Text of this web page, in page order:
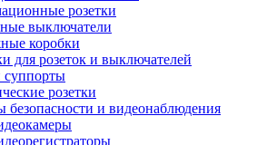
розетки
выключатели
коробки
для розеток и выключателей
суппорты
розетки
безопасности и видеонаблюдения